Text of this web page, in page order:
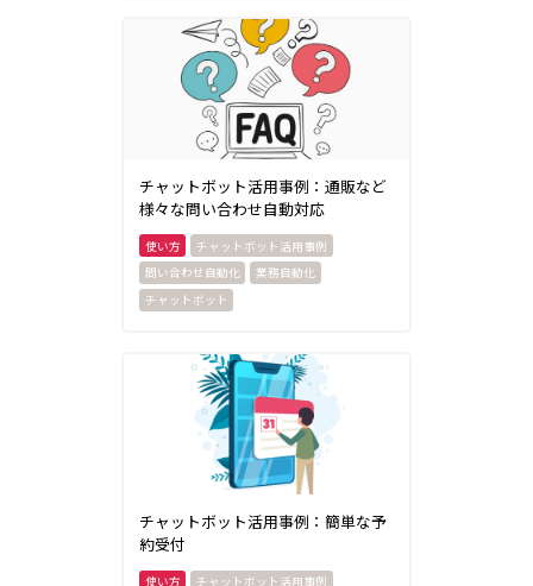
チャットボット活用事例：通販など
様々な問い合わせ自動対応
チャットボット活用事例
問い合わせ自動化
業務自動化
チャットボット
チャットボット活用事例：簡単な予
約受付
チャットボット活用事例